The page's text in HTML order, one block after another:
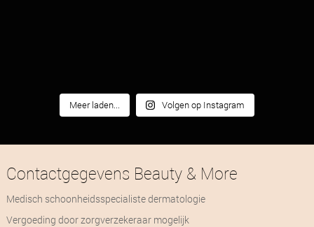
Meer laden... Volgen op Instagram
Contactgegevens Beauty & More
Medisch schoonheidsspecialiste dermatologie
Vergoeding door zorgverzekeraar mogelijk